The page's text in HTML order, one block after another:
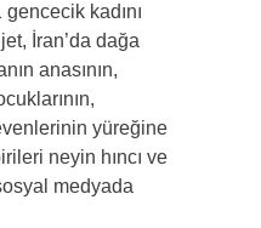
kadını
İran’da dağa
anasının,
yüreğine
neyin hıncı ve
medyada